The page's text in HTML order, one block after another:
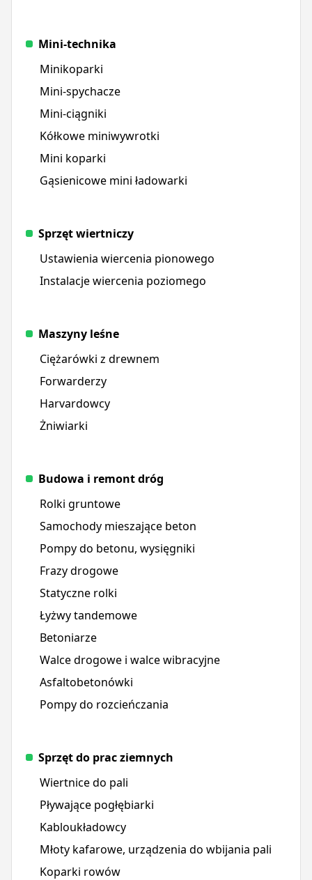
Mini-technika
Minikoparki
Mini-spychacze
Mini-ciągniki
Kółkowe miniwywrotki
Mini koparki
Gąsienicowe mini ładowarki
Sprzęt wiertniczy
Ustawienia wiercenia pionowego
Instalacje wiercenia poziomego
Maszyny leśne
Ciężarówki z drewnem
Forwarderzy
Harvardowcy
Żniwiarki
Budowa i remont dróg
Rolki gruntowe
Samochody mieszające beton
Pompy do betonu, wysięgniki
Frazy drogowe
Statyczne rolki
Łyżwy tandemowe
Betoniarze
Walce drogowe i walce wibracyjne
Asfaltobetonówki
Pompy do rozcieńczania
Sprzęt do prac ziemnych
Wiertnice do pali
Pływające pogłębiarki
Kabloukładowcy
Młoty kafarowe, urządzenia do wbijania pali
Koparki rowów